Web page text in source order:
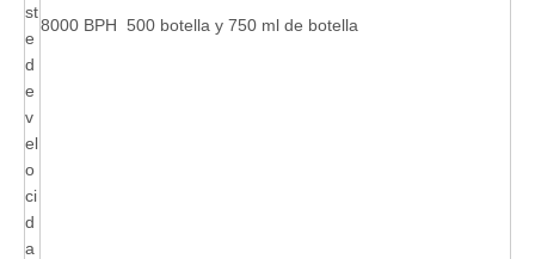
st
e
d
e
v
el
o
ci
d
a
8000 BPH 500 botella y 750 ml de botella